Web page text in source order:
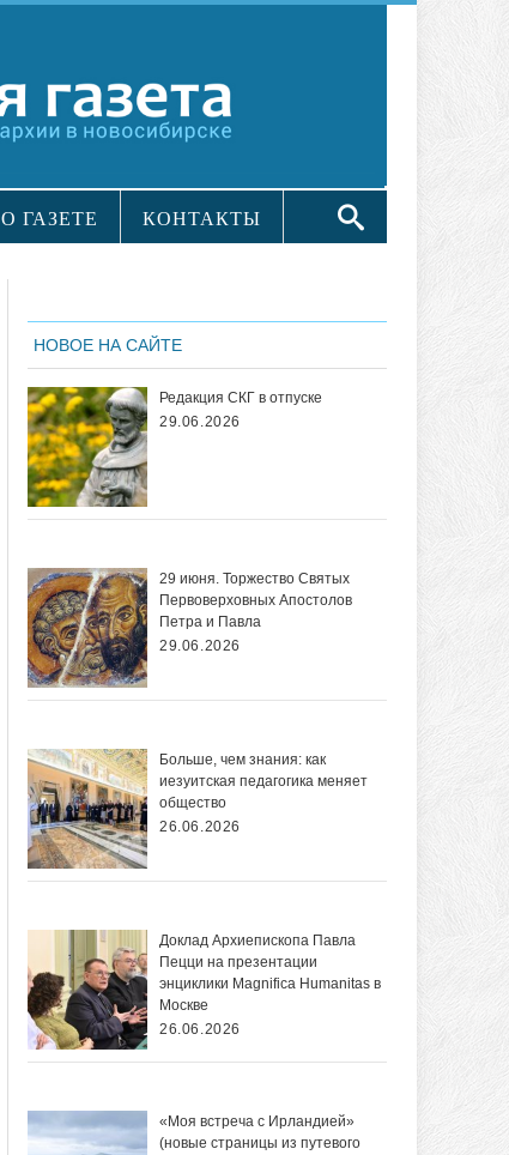
О ГАЗЕТЕ КОНТАКТЫ
НОВОЕ НА САЙТЕ
Редакция СКГ в отпуске
29.06.2026
29 июня. Торжество Святых
Первоверховных Апостолов
Петра и Павла
29.06.2026
Больше, чем знания: как
иезуитская педагогика меняет
общество
26.06.2026
Доклад Архиепископа Павла
Пецци на презентации
энциклики Magnifica Нumanitas в
Москве
26.06.2026
«Моя встреча с Ирландией»
(новые страницы из путевого